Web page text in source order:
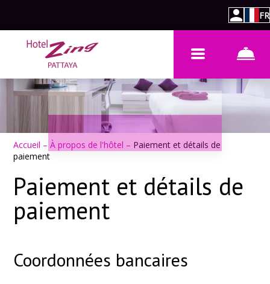
FR
Accueil –À propos de l'hôtel – Paiement et détails de
paiement
Paiement et détails de
paiement
Coordonnées bancaires